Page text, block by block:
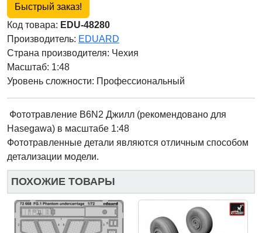
Быстрый заказ!
Код товара: EDU-48280
Производитель: EDUARD
Страна производителя: Чехия
Масштаб: 1:48
Уровень сложности: Профессиональный
Фототравление B6N2 Джилл (рекомендовано для
Hasegawa) в масштабе 1:48
Фототравленные детали являются отличным способом
детализации модели.
ПОХОЖИЕ ТОВАРЫ